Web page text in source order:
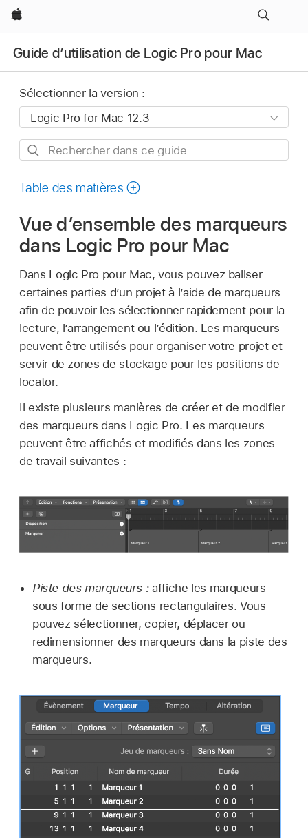
Apple
Guide d’utilisation de Logic Pro pour Mac
Sélectionner la version :
Rechercher
ce
Table des matières
Vue d’ensemble des marqueurs
dans Logic Pro pour Mac
Dans Logic Pro pour Mac, vous pouvez baliser
certaines parties d’un projet à l’aide de marqueurs
afin de pouvoir les sélectionner rapidement pour la
lecture, l’arrangement ou l’édition. Les marqueurs
peuvent être utilisés pour organiser votre projet et
servir de zones de stockage pour les positions de
locator.
Il existe plusieurs manières de créer et de modifier
des marqueurs dans Logic Pro. Les marqueurs
peuvent être affichés et modifiés dans les zones
de travail suivantes :
Piste des marqueurs :affiche les marqueurs
sous forme de sections rectangulaires. Vous
pouvez sélectionner, copier, déplacer ou
redimensionner des marqueurs dans la piste des
marqueurs.